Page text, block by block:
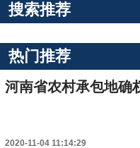
搜索推荐
热门推荐
河南省农村承包地确
2020-11-04 11:14:29